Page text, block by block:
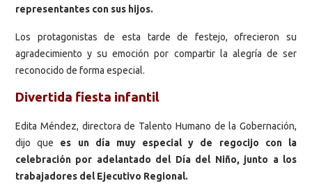
representantes con sus hijos.
Los protagonistas de esta tarde de festejo, ofrecieron su
agradecimiento y su emoción por compartir la alegría de ser
reconocido de forma especial.
Divertida fiesta infantil
Edita Méndez, directora de Talento Humano de la Gobernación,
dijo que es un día muy especial y de regocijo con la
celebración por adelantado del Día del Niño, junto a los
trabajadores del Ejecutivo Regional.